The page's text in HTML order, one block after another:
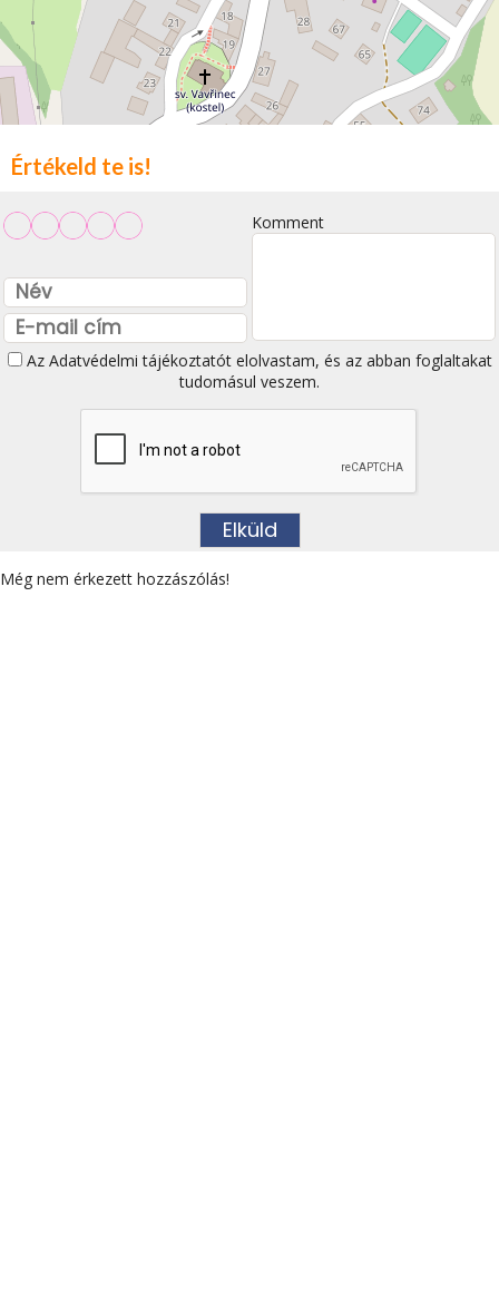
Értékeld te is!
Komment
Az Adatvédelmi tájékoztatótelolvastam, és az abban foglaltakat
tudomásul veszem.
Még nem érkezett hozzászólás!